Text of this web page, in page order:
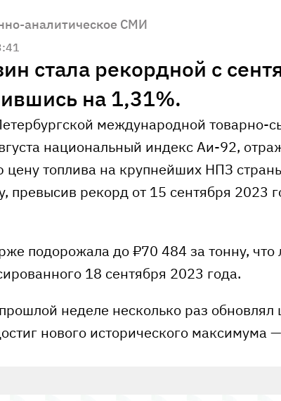
аналитическое СМИ
стала рекордной с
на 1,31%.
международной товарно-
национальный индекс Аи-92,
топлива на крупнейших НПЗ
превысив рекорд от 15 сентября 2023
подорожала до ₽70 484 за тонну,
18 сентября 2023 года.
неделе несколько раз
нового исторического максимума